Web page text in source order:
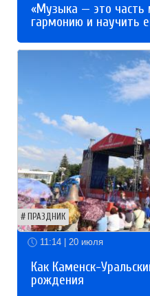
«Музыка — это часть
гармонию и научить
ПРАЗДНИК
11:14 | 20 июля
Как Каменск-
рождения